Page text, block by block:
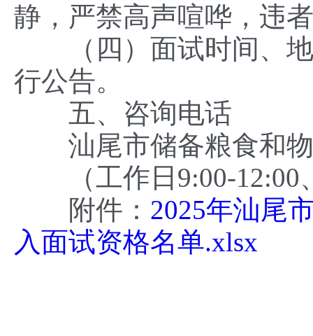
静，严禁高声喧哗，违
（四）面试时间、地
行公告。
五、咨询电话
汕尾市储备粮食和物
（工作日9:00-12:00
附件： 2025年汕尾
入面试资格名单.xlsx